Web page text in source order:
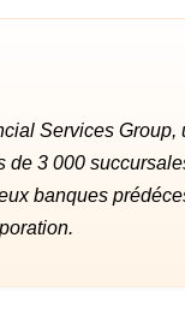
Services
3 000
banques